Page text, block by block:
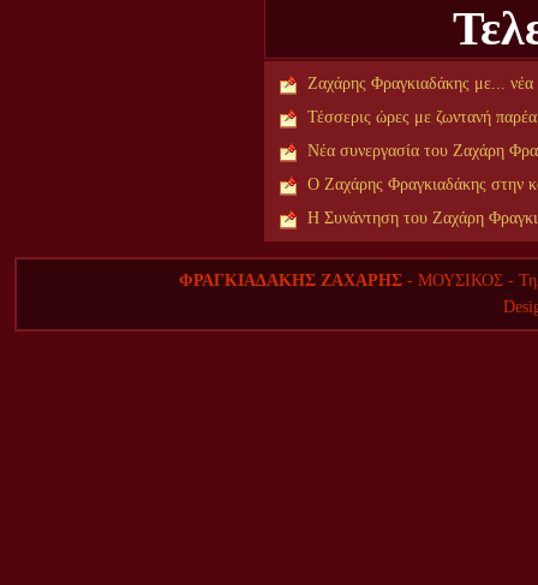
Ζαχάρης Φραγκιαδάκης με...
Τέσσερις ώρες με ζωντανή
Νέα συνεργασία του Ζαχάρη
Ο Ζαχάρης Φραγκιαδάκης στην
H Συνάντηση του Ζαχάρη
ΦΡΑΓΚΙΑΔΑΚΗΣ ΖΑΧΑΡΗΣ - ΜΟΥΣΙΚΟΣ -